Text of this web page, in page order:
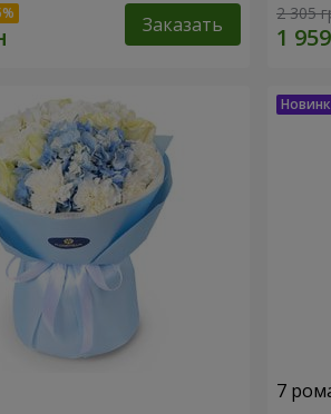
Заказать 2 305
7